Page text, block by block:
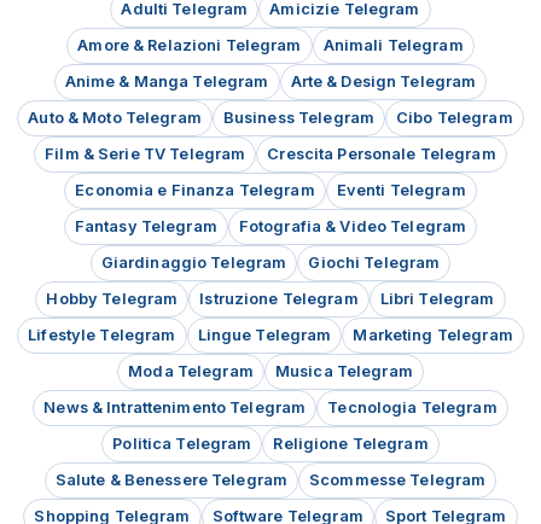
Adulti Telegram
Amicizie Telegram
Amore & Relazioni Telegram
Animali Telegram
Anime & Manga Telegram
Arte & Design Telegram
Auto & Moto Telegram
Business Telegram
Cibo Telegram
Film & Serie TV Telegram
Crescita Personale Telegram
Economia e Finanza Telegram
Eventi Telegram
Fantasy Telegram
Fotografia & Video Telegram
Giardinaggio Telegram
Giochi Telegram
Hobby Telegram
Istruzione Telegram
Libri Telegram
Lifestyle Telegram
Lingue Telegram
Marketing Telegram
Moda Telegram
Musica Telegram
News & Intrattenimento Telegram
Tecnologia Telegram
Politica Telegram
Religione Telegram
Salute & Benessere Telegram
Scommesse Telegram
Shopping Telegram
Software Telegram
Sport Telegram